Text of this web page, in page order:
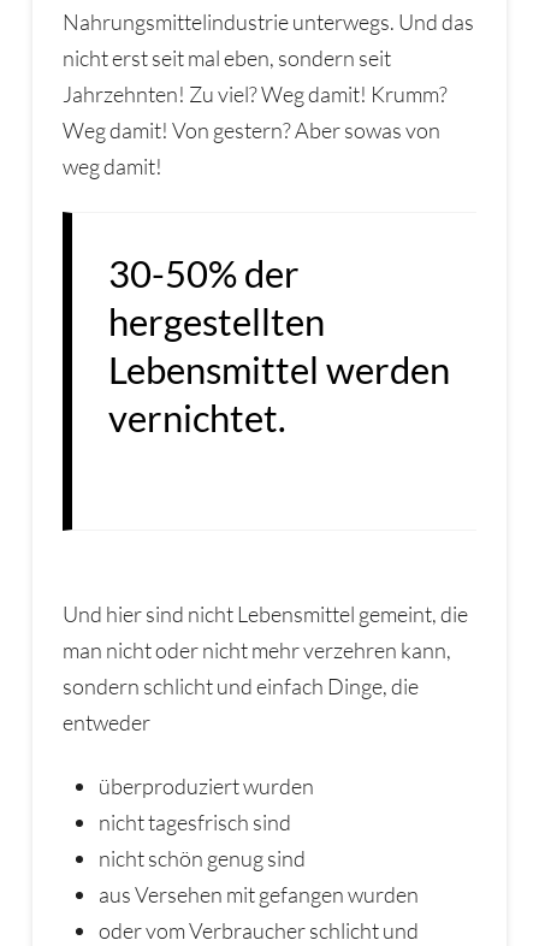
Nahrungsmittelindustrie unterwegs. Und das
nicht erst seit mal eben, sondern seit
Jahrzehnten! Zu viel? Weg damit! Krumm?
Weg damit! Von gestern? Aber sowas von
weg damit!
30-50% der
hergestellten
Lebensmittel werden
vernichtet.
Und hier sind nicht Lebensmittel gemeint, die
man nicht oder nicht mehr verzehren kann,
sondern schlicht und einfach Dinge, die
entweder
überproduziert wurden
nicht tagesfrisch sind
nicht schön genug sind
aus Versehen mit gefangen wurden
oder vom Verbraucher schlicht und